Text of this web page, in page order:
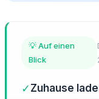
💡 Auf einen
Blick
✓ Zuhause